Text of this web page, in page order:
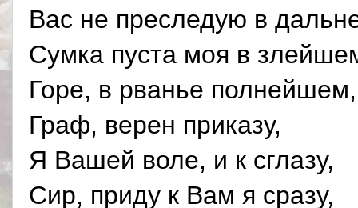
Вас не преследую в
Сумка пуста моя в
Горе, в рванье полнейшем,
Граф, верен приказу,
Я Вашей воле, и к сглазу,
Сир, приду к Вам я сразу,